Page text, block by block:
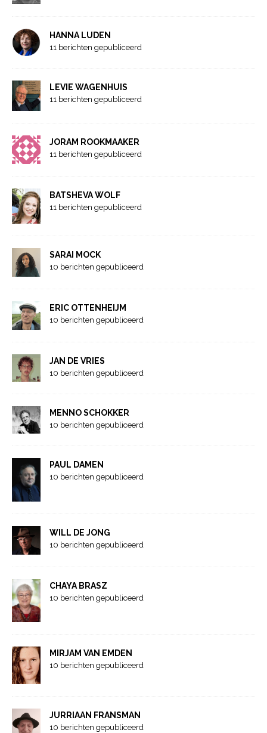
HANNA LUDEN
11 berichten gepubliceerd
LEVIE WAGENHUIS
11 berichten gepubliceerd
JORAM ROOKMAAKER
11 berichten gepubliceerd
BATSHEVA WOLF
11 berichten gepubliceerd
SARAI MOCK
10 berichten gepubliceerd
ERIC OTTENHEIJM
10 berichten gepubliceerd
JAN DE VRIES
10 berichten gepubliceerd
MENNO SCHOKKER
10 berichten gepubliceerd
PAUL DAMEN
10 berichten gepubliceerd
WILL DE JONG
10 berichten gepubliceerd
CHAYA BRASZ
10 berichten gepubliceerd
MIRJAM VAN EMDEN
10 berichten gepubliceerd
JURRIAAN FRANSMAN
10 berichten gepubliceerd